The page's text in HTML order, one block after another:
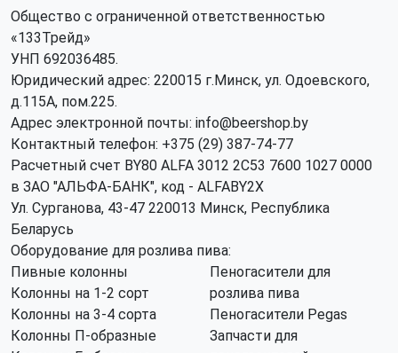
Общество с ограниченной ответственностью
«133Трейд»
УНП 692036485​.
Юридический адрес: 220015 г.Минск, ул. Одоевского,
д.115А, пом.225.
Адрес электронной почты: info@beershop.by
Контактный телефон: +375 (29) 387-74-77
Расчетный счет BY80 ALFA 3012 2C53 7600 1027 0000
в ЗАО "АЛЬФА-БАНК", код - ALFABY2X
Ул. Сурганова, 43-47 220013 Минск, Республика
Беларусь
Оборудование для розлива пива:
Пивные колонны
Колонны на 1-2 сорт
Колонны на 3-4 сорта
Колонны П-образные
Пеногасители для
розлива пива
Пеногасители Pegas
Запчасти для